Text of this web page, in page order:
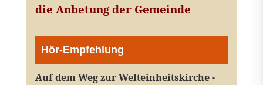
die Anbetung der Gemeinde
Hör-Empfehlung
Auf dem Weg zur Welteinheitskirche -